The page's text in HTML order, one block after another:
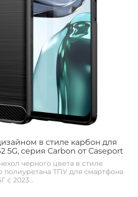
в стиле карбон для
5G, серия Carbon от Caseport
черного цвета в стиле
полиуретана ТПУ для смартфона
с 2023...